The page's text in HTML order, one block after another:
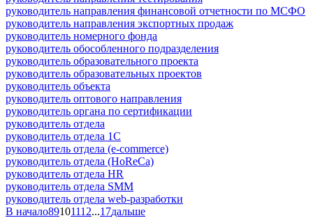
руководитель направления финансовой отчетности по МСФО
руководитель направления экспортных продаж
руководитель номерного фонда
руководитель обособленного подразделения
руководитель образовательного проекта
руководитель образовательных проектов
руководитель объекта
руководитель оптового направления
руководитель органа по сертификации
руководитель отдела
руководитель отдела 1С
руководитель отдела (e-commerce)
руководитель отдела (HoReCa)
руководитель отдела HR
руководитель отдела SMM
руководитель отдела web-разработки
В начало89101112...17дальше